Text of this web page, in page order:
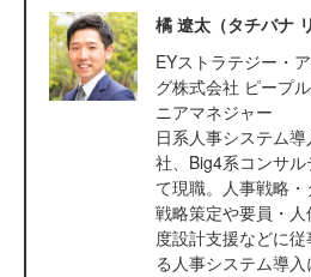
橘 遼太（タチバナ
EYストラテジー・
グ株式会社 ピープ
ニアマネジャー
日系人事システム
社、Big4系コンサ
て現職。人事戦略
戦略策定や要員・
度設計支援などに
る人事システム導